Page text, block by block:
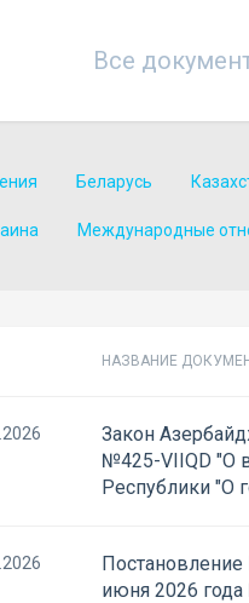
Все
Беларусь
Международные
НАЗВАНИЕ
Закон
№425-VIIQD "О
Республики "О
июня 2026